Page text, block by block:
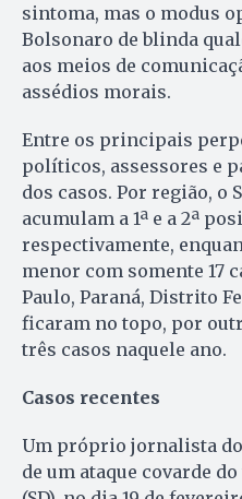
sintoma, mas o modus
Bolsonaro de blinda
aos meios de
assédios morais.
Entre os principais
políticos, assessores e
dos casos. Por região, o
acumulam a 1ª e a 2ª
respectivamente,
menor com somente 17
Paulo, Paraná, Distrito
ficaram no topo, por
três casos naquele ano.
Casos recentes
Um próprio jornalista do
de um ataque covarde